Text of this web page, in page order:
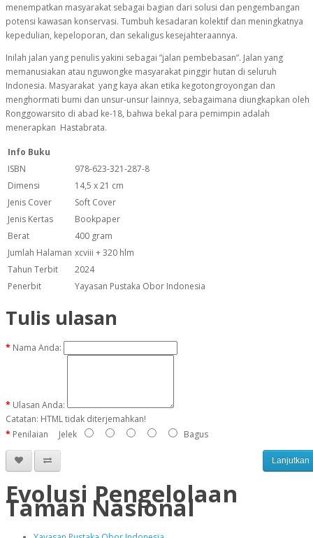
menempatkan masyarakat sebagai bagian dari solusi dan pengembangan
potensi kawasan konservasi. Tumbuh kesadaran kolektif dan meningkatnya
kepedulian, kepeloporan, dan sekaligus kesejahteraannya.
Inilah jalan yang penulis yakini sebagai ”jalan pembebasan”. Jalan yang
memanusiakan atau nguwongke masyarakat pinggir hutan di seluruh
Indonesia. Masyarakat yang kaya akan etika kegotongroyongan dan
menghormati bumi dan unsur-unsur lainnya, sebagaimana diungkapkan oleh
Ronggowarsito di abad ke-18, bahwa bekal para pemimpin adalah
menerapkan Hastabrata.
Info Buku
ISBN
978-623-321-287-8
Dimensi
14,5 x 21 cm
Jenis Cover
Soft Cover
Jenis Kertas
Bookpaper
Berat
400 gram
Jumlah Halaman xcviii + 320 hlm
Tahun Terbit
2024
Penerbit
Yayasan Pustaka Obor Indonesia
Tulis ulasan
Nama Anda:
Ulasan Anda:
Catatan: HTML tidak diterjemahkan!
Penilaian Jelek Bagus
Lanjutkan
Evolusi Pengelolaan
Taman Nasional